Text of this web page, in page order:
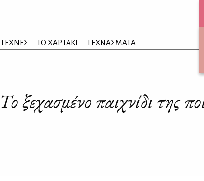
ΤΕΧΝΕΣ ΤΟ ΧΑΡΤΑΚΙ ΤΕΧΝΑΣΜΑΤΑ
Το ξεχασμένο παιχνίδι της